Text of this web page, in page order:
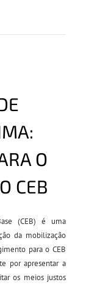
O
CEB
(CEB) é uma
da mobilização
para o CEB
por apresentara
os meios justos